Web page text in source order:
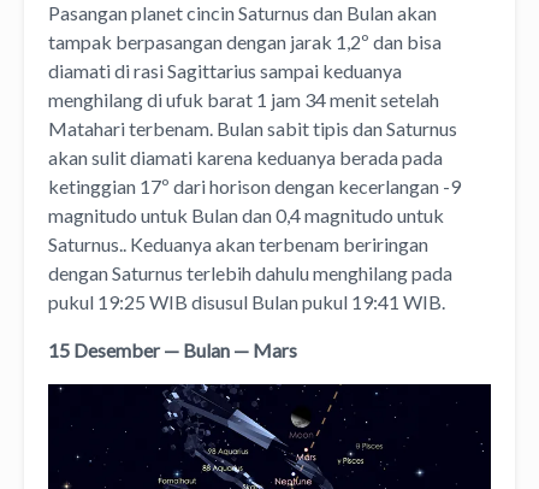
Pasangan planet cincin Saturnus dan Bulan akan
tampak berpasangan dengan jarak 1,2º dan bisa
diamati di rasi Sagittarius sampai keduanya
menghilang di ufuk barat 1 jam 34 menit setelah
Matahari terbenam. Bulan sabit tipis dan Saturnus
akan sulit diamati karena keduanya berada pada
ketinggian 17º dari horison dengan kecerlangan -9
magnitudo untuk Bulan dan 0,4 magnitudo untuk
Saturnus.. Keduanya akan terbenam beriringan
dengan Saturnus terlebih dahulu menghilang pada
pukul 19:25 WIB disusul Bulan pukul 19:41 WIB.
15 Desember — Bulan — Mars